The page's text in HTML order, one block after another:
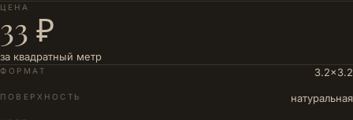
ЦЕНА
33 ₽
за квадратный метр
ФОРМАТ 3.2×3.2
ПОВЕРХНОСТЬ натуральная